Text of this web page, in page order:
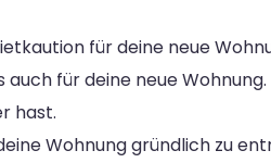
für deine neue
für deine neue
hast.
Wohnung gründlich zu